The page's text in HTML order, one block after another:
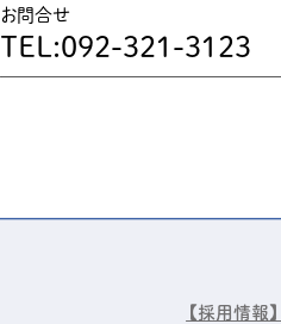
お問合せ
TEL:092-321-3123
【採用情報】